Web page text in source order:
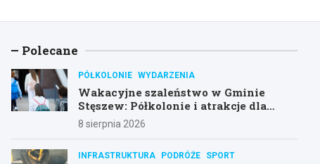
Polecane
PÓŁKOLONIE WYDARZENIA
Wakacyjne szaleństwo w Gminie
Stęszew: Półkolonie i atrakcje dla
dzieci!
8 sierpnia 2026
INFRASTRUKTURA PODRÓŻE SPORT